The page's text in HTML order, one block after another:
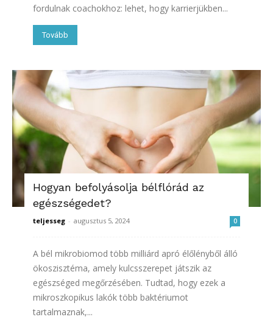
fordulnak coachokhoz: lehet, hogy karrierjükben...
Tovább
Hogyan befolyásolja bélflórád az
egészségedet?
teljesseg - augusztus 5, 2024 0
A bél mikrobiomod több milliárd apró élőlényből álló
ökoszisztéma, amely kulcsszerepet játszik az
egészséged megőrzésében. Tudtad, hogy ezek a
mikroszkopikus lakók több baktériumot
tartalmaznak,...